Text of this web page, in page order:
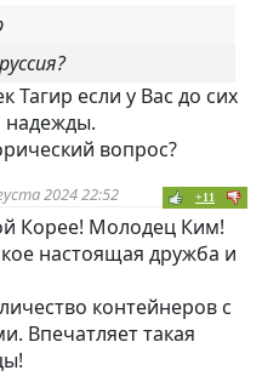
Тагир если у Вас до сих
надежды.
вопрос?
2024 22:52 +11
Корее! Молодец Ким!
настоящая дружба и
контейнеров с
Впечатляет такая